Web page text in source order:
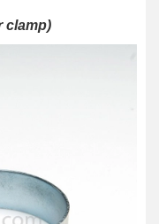
clamp)